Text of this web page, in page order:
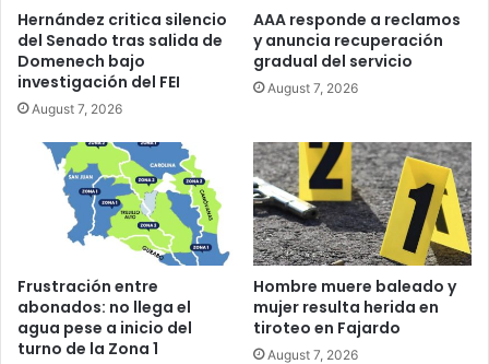
Hernández critica silencio
del Senado tras salida de
Domenech bajo
investigación del FEI
August 7, 2026
AAA responde a reclamos
y anuncia recuperación
gradual del servicio
August 7, 2026
Frustración entre
abonados: no llega el
agua pese a inicio del
turno de la Zona 1
Hombre muere baleado y
mujer resulta herida en
tiroteo en Fajardo
August 7, 2026